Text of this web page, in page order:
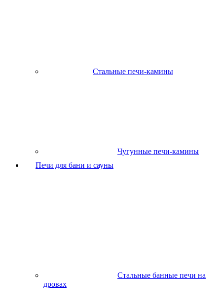
Стальные печи-камины
Чугунные печи-камины
Печи для бани и сауны
Стальные банные печи на
дровах